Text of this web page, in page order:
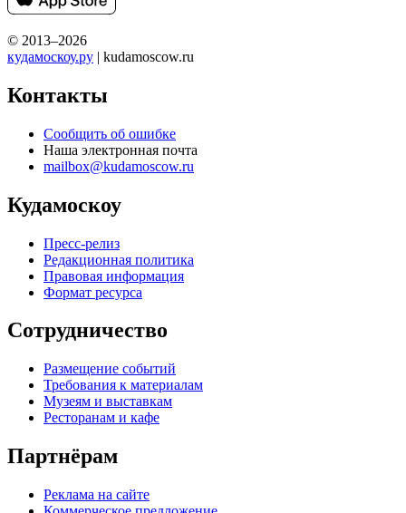
© 2013–2026
кудамоскоу.ру | kudamoscow.ru
Контакты
Сообщить об ошибке
Наша электронная почта
mailbox@kudamoscow.ru
Кудамоскоу
Пресс-релиз
Редакционная политика
Правовая информация
Формат ресурса
Сотрудничество
Размещение событий
Требования к материалам
Музеям и выставкам
Ресторанам и кафе
Партнёрам
Реклама на сайте